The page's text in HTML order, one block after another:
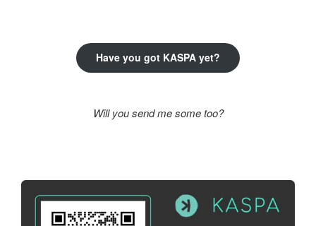
Have you got KASPA yet?
Will you send me some too?